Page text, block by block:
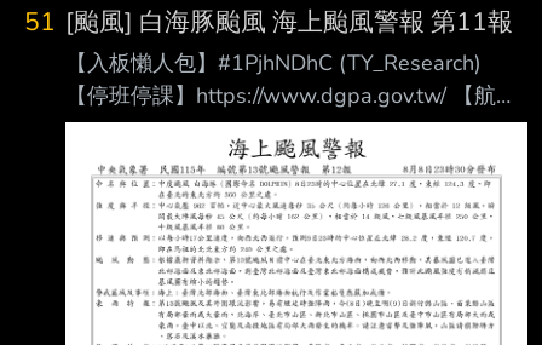
51 [颱風] 白海豚颱風 海上颱風警報 第11報
【入板懶人包】#1PjhNDhC (TY_Research)
【停班停課】https://www.dgpa.gov.tw/ 【航班
異動】松 山：https://reurl.cc/32W29
桃 園：https://reurl.cc/aWg3l
清泉崗：https://reurl.cc/9Kq2O
小 港：https://reurl.cc/lx2mQ
【追蹤班機】https://reurl.cc/m3R5Y1 【未來天
氣】請移駕telnet://ptt2.cc的weath